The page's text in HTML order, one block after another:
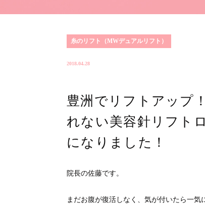
糸のリフト（MWデュアルリフト）
2018.04.28
豊洲でリフトアップ
れない美容針リフト
になりました！
院長の佐藤です。
まだお腹が復活しなく、気が付いたら一気